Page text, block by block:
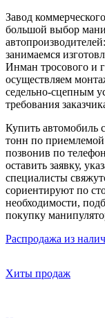
Завод
большой выбор
занимаемся
Инман тросового и
осуществляем
седельно-сцепным
требования
Купить
тонн по
позвонив по
оставить заявку,
специалисты
сориентируют по
необходимости,
покупку
Распродажа из
Хиты продаж